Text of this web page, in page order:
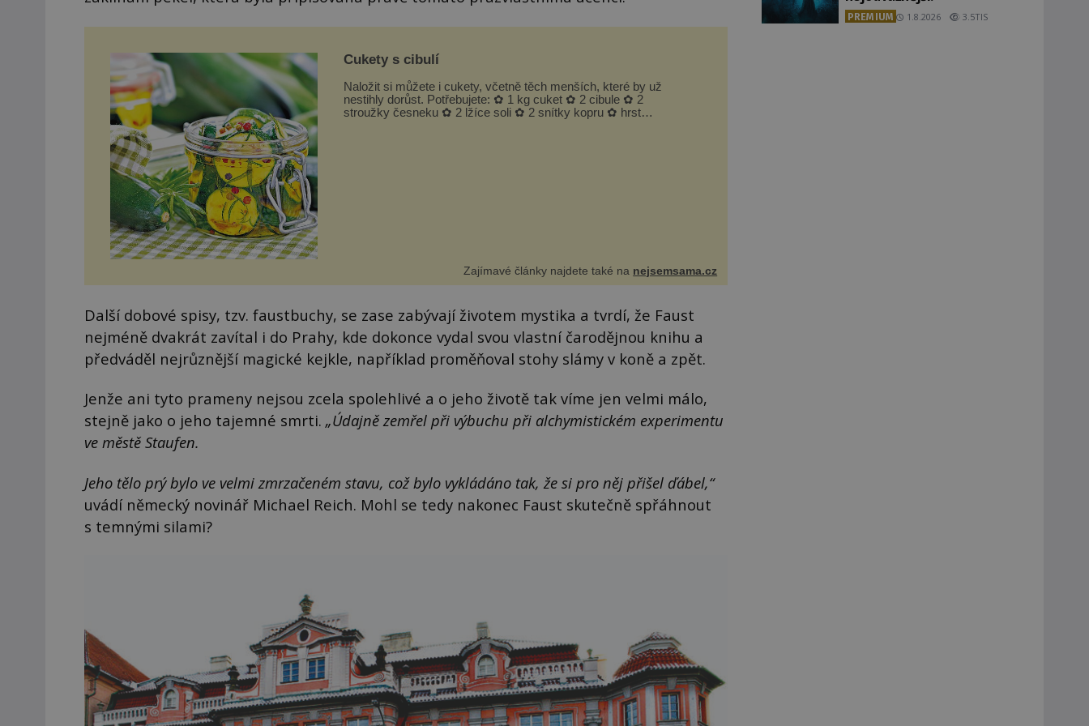
Cukety s cibulí
Naložit si můžete i cukety, včetně těch menších, které by už
nestihly dorůst. Potřebujete: ✿ 1 kg cuket ✿ 2 cibule ✿ 2
stroužky česneku ✿ 2 lžíce soli ✿ 2 snítky kopru ✿ hrst
Zajímavé články najdete také na nejsemsama.cz
Další dobové spisy, tzv. faustbuchy, se zase zabývají životem mystika a tvrdí, že Faust
nejméně dvakrát zavítal i do Prahy, kde dokonce vydal svou vlastní čarodějnou knihu a
předváděl nejrůznější magické kejkle, například proměňoval stohy slámy v koně a zpět.
Jenže ani tyto prameny nejsou zcela spolehlivé a o jeho životě tak víme jen velmi málo,
stejně jako o jeho tajemné smrti. „Údajně zemřel při výbuchu při alchymistickém experimentu
ve městě Staufen.
Jeho tělo prý bylo ve velmi zmrzačeném stavu, což bylo vykládáno tak, že si pro něj přišel ďábel,“
uvádí německý novinář Michael Reich. Mohl se tedy nakonec Faust skutečně spřáhnout
s temnými silami?
PREMIUM 1.8.2026 3.5TIS